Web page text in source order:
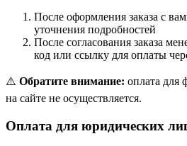
После оформления заказа с
уточнения подробностей
После согласования заказа
код или ссылку для оплаты
⚠️ Обратите внимание: оплата для
на сайте не осуществляется.
Оплата для юридических